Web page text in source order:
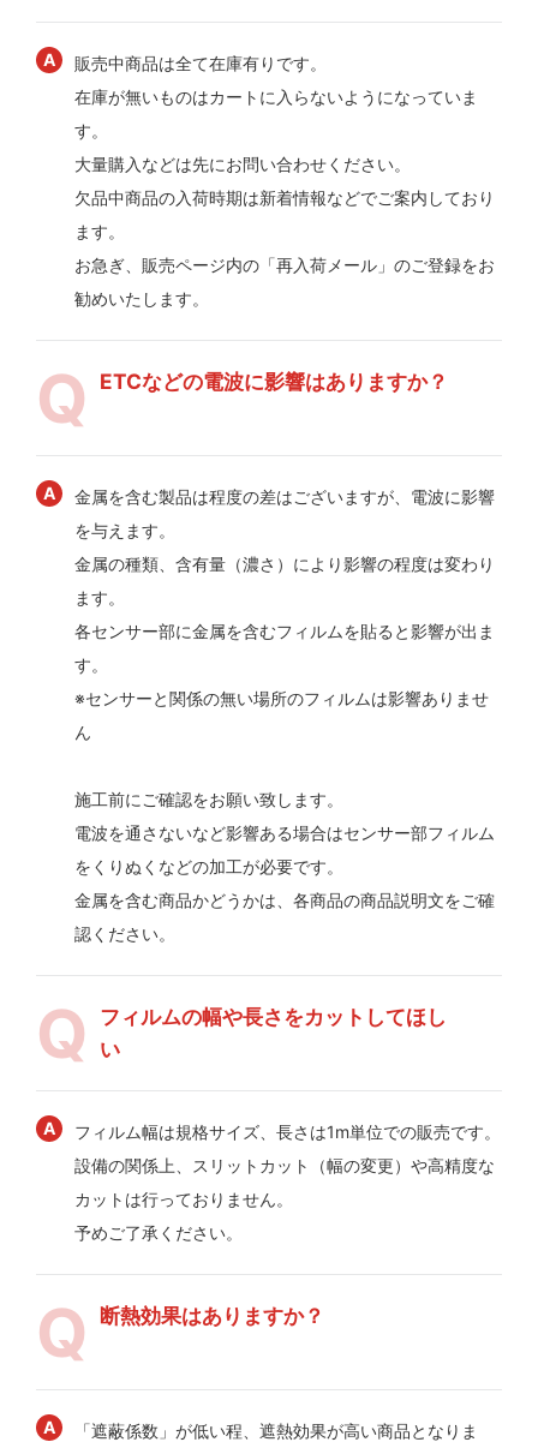
販売中商品は全て在庫有りです。
在庫が無いものはカートに入らないようになっていま
す。
大量購入などは先にお問い合わせください。
欠品中商品の入荷時期は新着情報などでご案内しており
ます。
お急ぎ、販売ページ内の「再入荷メール」のご登録をお
勧めいたします。
ETCなどの電波に影響はありますか？
金属を含む製品は程度の差はございますが、電波に影響
を与えます。
金属の種類、含有量（濃さ）により影響の程度は変わり
ます。
各センサー部に金属を含むフィルムを貼ると影響が出ま
す。
※センサーと関係の無い場所のフィルムは影響ありませ
ん
施工前にご確認をお願い致します。
電波を通さないなど影響ある場合はセンサー部フィルム
をくりぬくなどの加工が必要です。
金属を含む商品かどうかは、各商品の商品説明文をご確
認ください。
フィルムの幅や長さをカットしてほし
い
フィルム幅は規格サイズ、長さは1m単位での販売です。
設備の関係上、スリットカット（幅の変更）や高精度な
カットは行っておりません。
予めご了承ください。
断熱効果はありますか？
「遮蔽係数」が低い程、遮熱効果が高い商品となりま